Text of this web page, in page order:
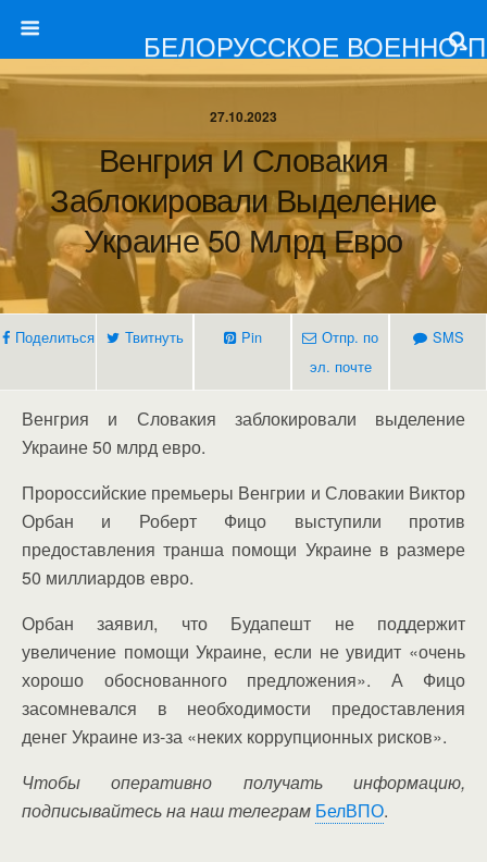
БЕЛОРУССКОЕ ВОЕННО-
27.10.2023
Венгрия И Словакия
Заблокировали Выделение
Украине 50 Млрд Евро
Поделиться Твитнуть Pin
Отпр. по
эл. почте
SMS
Венгрия и Словакия заблокировали выделение
Украине 50 млрд евро.
Пророссийские премьеры Венгрии и Словакии Виктор
Орбан и Роберт Фицо выступили против
предоставления транша помощи Украине в размере
50 миллиардов евро.
Орбан заявил, что Будапешт не поддержит
увеличение помощи Украине, если не увидит «очень
хорошо обоснованного предложения». А Фицо
засомневался в необходимости предоставления
денег Украине из-за «неких коррупционных рисков».
Чтобы оперативно получать информацию,
подписывайтесь на наш телеграм БелВПО.